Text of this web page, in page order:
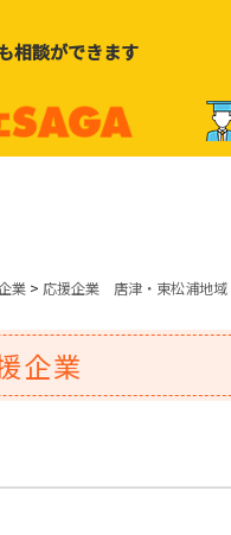
相談ができます
業 > 応援企業 唐津・東松浦地域
企業